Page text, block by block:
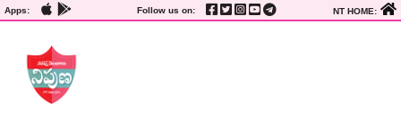
Apps: Follow us on: NT HOME: